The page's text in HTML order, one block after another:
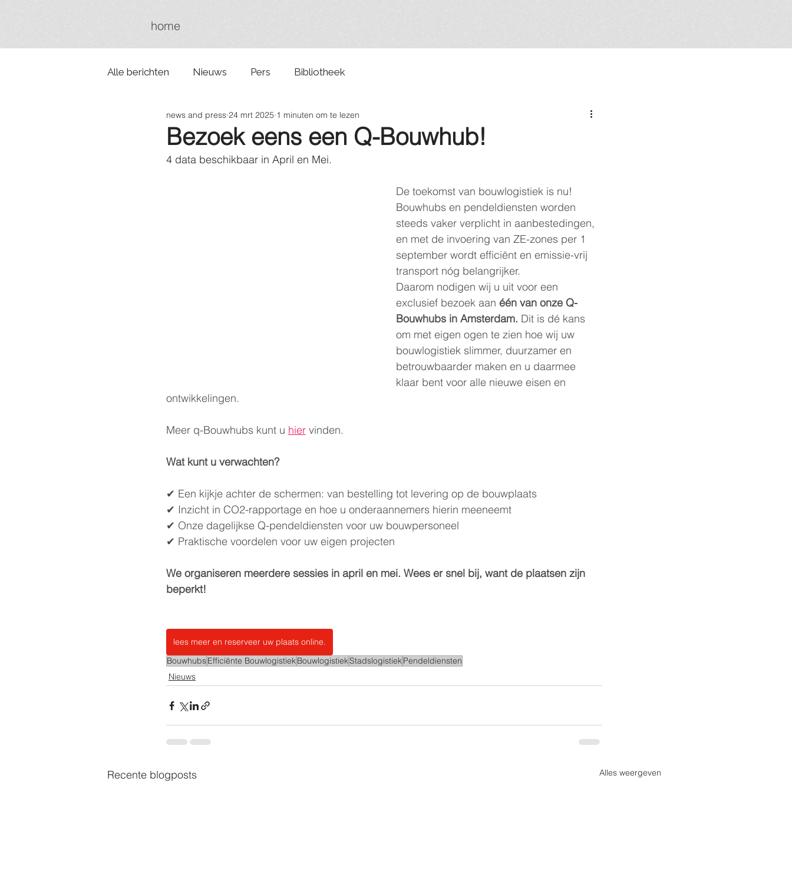
home
Alle berichten Nieuws Pers Bibliotheek
Bezoek eens een Q-Bouwhub!
news and press 24 mrt 2025 1 minuten om te lezen
4 data beschikbaar in April en Mei.
De toekomst van bouwlogistiek is nu!
Bouwhubs en pendeldiensten worden
steeds vaker verplicht in aanbestedingen,
en met de invoering van ZE-zones per 1
september wordt efficiënt en emissie-vrij
transport nóg belangrijker.
Daarom nodigen wij u uit voor een
exclusief bezoek aan één van onze Q-
Bouwhubs in Amsterdam. Dit is dé kans
om met eigen ogen te zien hoe wij uw
bouwlogistiek slimmer, duurzamer en
betrouwbaarder maken en u daarmee
klaar bent voor alle nieuwe eisen en
ontwikkelingen.
Meer q-Bouwhubs kunt u hier vinden.
Wat kunt u verwachten?
✔ Een kijkje achter de schermen: van bestelling tot levering op de bouwplaats
✔ Inzicht in CO2-rapportage en hoe u onderaannemers hierin meeneemt
✔ Onze dagelijkse Q-pendeldiensten voor uw bouwpersoneel
✔ Praktische voordelen voor uw eigen projecten
We organiseren meerdere sessies in april en mei. Wees er snel bij, want de plaatsen zijn
beperkt!
lees meer en reserveer uw plaats online.
BouwhubsEfficiënte BouwlogistiekBouwlogistiekStadslogistiekPendeldiensten
Nieuws
Recente blogposts Alles weergeven